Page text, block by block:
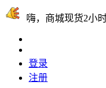
嗨，商城现货2小时
登录
注册